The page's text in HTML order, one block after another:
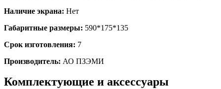
Наличие экрана: Нет
Габаритные размеры: 590*175*135
Срок изготовления: 7
Производитель: АО ПЗЭМИ
Комплектующие и аксессуары